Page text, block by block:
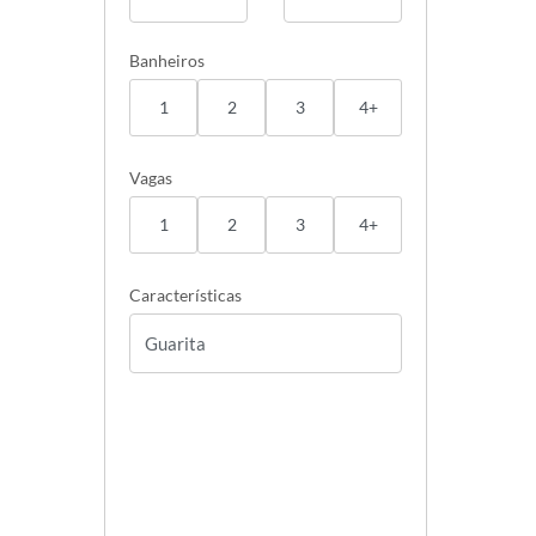
Banheiros
1 2 3 4+
Vagas
1 2 3 4+
Características